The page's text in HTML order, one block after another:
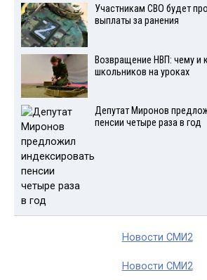
Участникам СВО будет
выплаты за ранения
Возвращение НВП: чему и
школьников на уроках
Депутат Миронов
пенсии четыре раза в год
Новости СМИ2
Новости СМИ2